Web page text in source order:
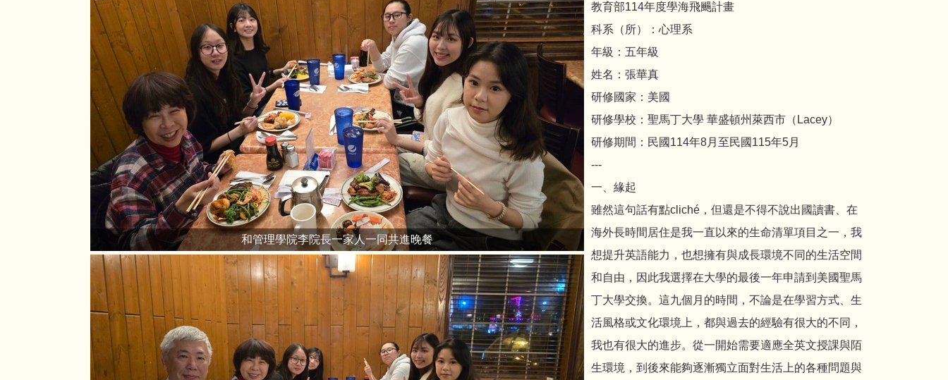
和管理學院李院長一家人一同共進晚餐
教育部114年度學海飛颺計畫
科系（所）：心理系
年級：五年級
姓名：張華真
研修國家：美國
研修學校：聖馬丁大學 華盛頓州萊西市（Lacey）
研修期間：民國114年8月至民國115年5月
---
一、緣起
雖然這句話有點cliché，但還是不得不說出國讀書、在
海外長時間居住是我一直以來的生命清單項目之一，我
想提升英語能力，也想擁有與成長環境不同的生活空間
和自由，因此我選擇在大學的最後一年申請到美國聖馬
丁大學交換。這九個月的時間，不論是在學習方式、生
活風格或文化環境上，都與過去的經驗有很大的不同，
我也有很大的進步。從一開始需要適應全英文授課與陌
生環境，到後來能夠逐漸獨立面對生活上的各種問題與